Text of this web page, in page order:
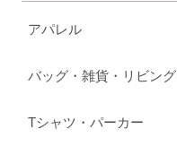
アパレル
バッグ・雑貨・リビング
Tシャツ・パーカー